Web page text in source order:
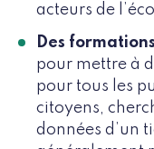
acteurs de
Des
pour mettre à
pour tous les
citoyens,
données d’un